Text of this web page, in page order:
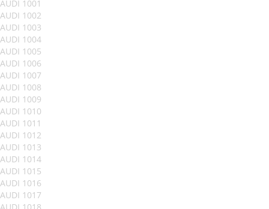
AUDI 1001
AUDI 1002
AUDI 1003
AUDI 1004
AUDI 1005
AUDI 1006
AUDI 1007
AUDI 1008
AUDI 1009
AUDI 1010
AUDI 1011
AUDI 1012
AUDI 1013
AUDI 1014
AUDI 1015
AUDI 1016
AUDI 1017